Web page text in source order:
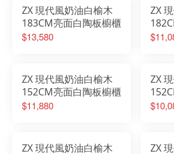
ZX 現代風奶油白榆木
183CM亮面白陶板櫥櫃
$13,580
ZX
ZX 現代風奶油白榆木
152CM亮面白陶板櫥櫃
$11,880
ZX
ZX 現代風奶油白榆木
ZX